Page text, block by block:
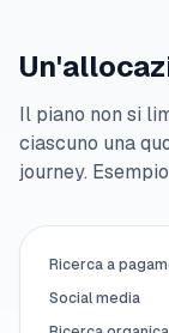
Il piano non si
ciascuno una
journey.
Ricerca a
Social media